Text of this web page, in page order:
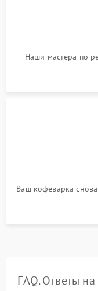
Наши мастера по
Ваш кофеварка
FAQ. Ответы